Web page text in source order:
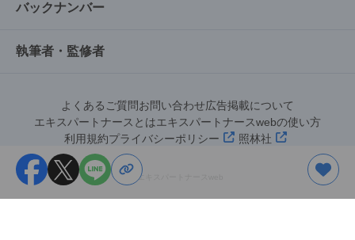
バックナンバー
執筆者・監修者
よくあるご質問お問い合わせ広告掲載について
エキスパートナースとはエキスパートナースwebの使い方
利用規約プライバシーポリシー 照林社
©︎エキスパートナースweb